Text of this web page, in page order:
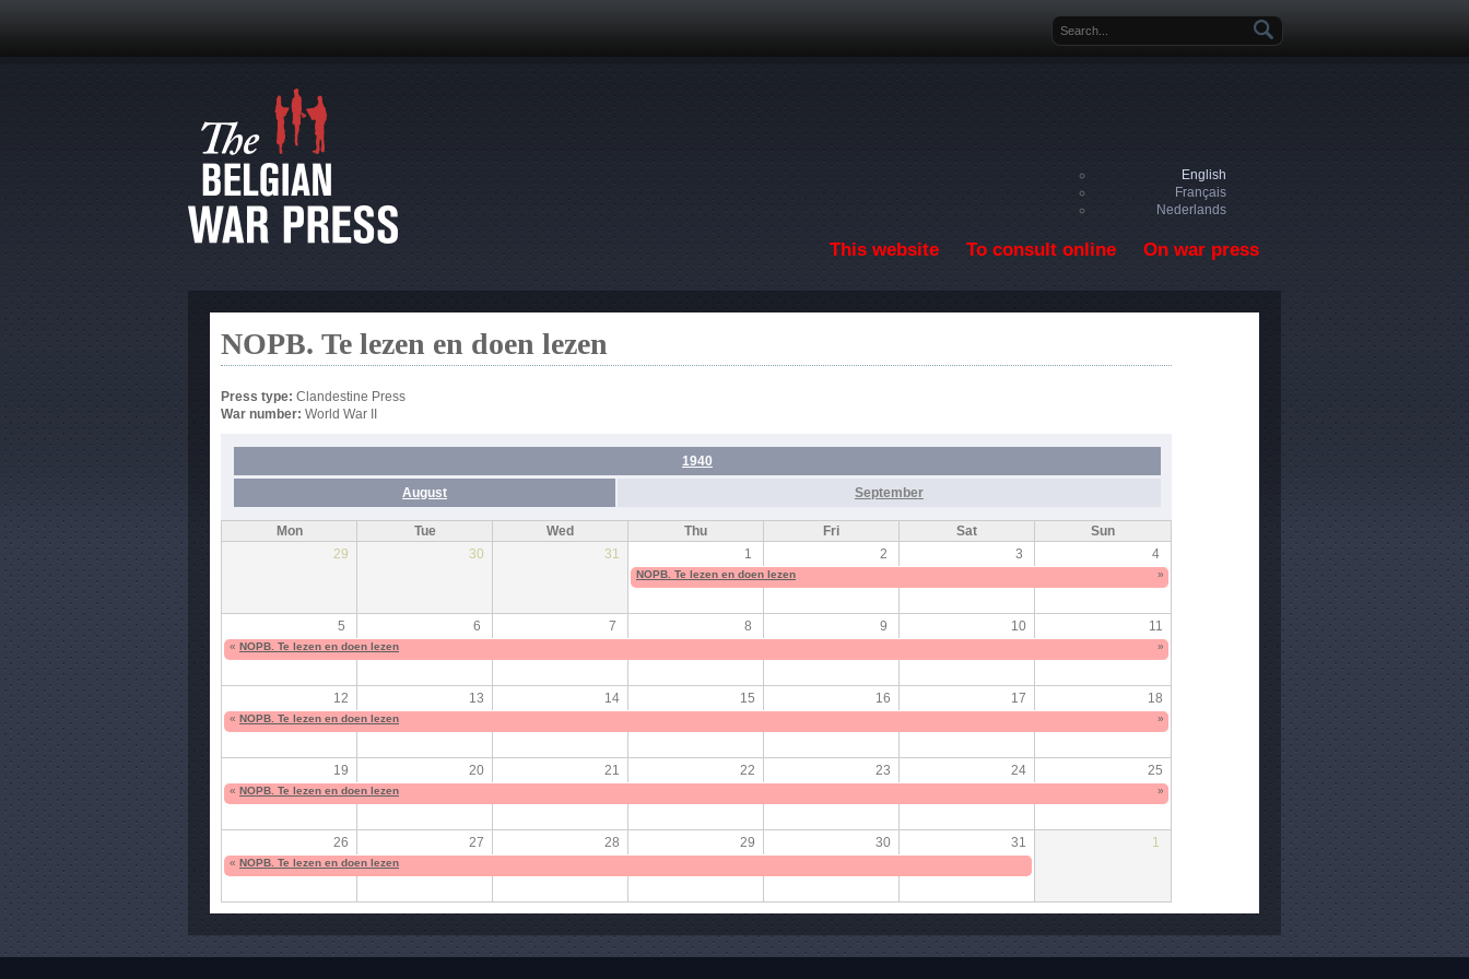
Search form
English
Français
Nederlands
This website To consult online On war press
NOPB. Te lezen en doen lezen
Press type: Clandestine Press
War number: World War II
1940
August September
Mon Tue Wed Thu Fri Sat
Sun
29
30 31 1 2 3 4
NOPB. Te lezen en doen lezen »
5 6 7 8 9 10 11
« NOPB. Te lezen en doen lezen »
12 13 14 15 16 17 18
« NOPB. Te lezen en doen lezen »
19 20 21 22 23 24 25
« NOPB. Te lezen en doen lezen »
26 27 28 29 30 31 1
« NOPB. Te lezen en doen lezen